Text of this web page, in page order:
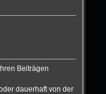
Beiträgen
dauerhaft von der